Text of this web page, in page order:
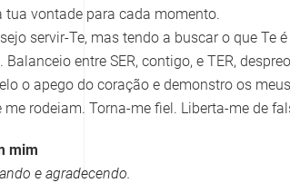
tua vontade para cada momento.
servir-Te, mas tendo a buscar o que Te
entre SER, contigo, e TER,
o apego do coração e demonstro os
rodeiam. Torna-me fiel. Liberta-me de
mim
e agradecendo.